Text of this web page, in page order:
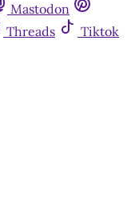
Mastodon
Threads
Tiktok